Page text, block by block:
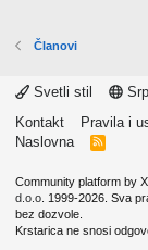
Članovi
Svetli stil
Kontakt
Pravila i
Naslovna
R
Community platform by
d.o.o. 1999-2026. Sva
bez dozvole.
Krstarica ne snosi